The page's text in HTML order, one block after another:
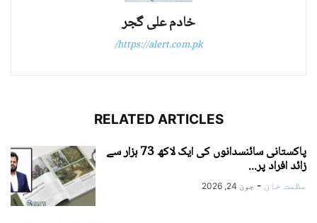
خادم علی گجر
https://alert.com.pk/
RELATED ARTICLES
پاکستانی سائنسدانوں کی ایک لاکھ 73 ہزار سے
زائد افراد پر...
عظمت خان - جون 24, 2026